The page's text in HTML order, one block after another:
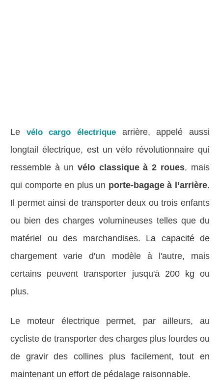
Le vélo cargo électrique arrière, appelé aussi
longtail électrique, est un vélo révolutionnaire qui
ressemble à un vélo classique à 2 roues, mais
qui comporte en plus un porte-bagage à l’arrière.
Il permet ainsi de transporter deux ou trois enfants
ou bien des charges volumineuses telles que du
matériel ou des marchandises. La capacité de
chargement varie d'un modèle à l'autre, mais
certains peuvent transporter jusqu'à 200 kg ou
plus.
Le moteur électrique permet, par ailleurs, au
cycliste de transporter des charges plus lourdes ou
de gravir des collines plus facilement, tout en
maintenant un effort de pédalage raisonnable.